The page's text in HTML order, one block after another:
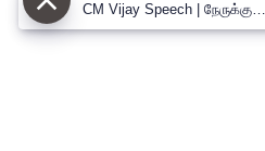
CM Vijay Speech | நேருக்கு
நேர் CM விஜய் vs உதய் மோதல்